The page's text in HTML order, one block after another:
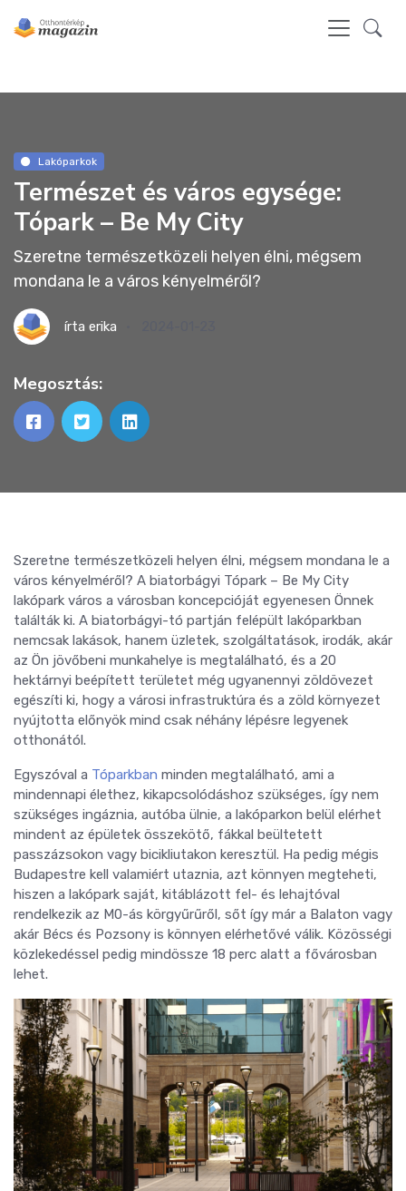
Lakóparkok
Természet és város egysége:
Tópark – Be My City
Szeretne természetközeli helyen élni, mégsem
mondana le a város kényelméről?
írta erika
Megosztás:
Szeretne természetközeli helyen élni, mégsem mondana le a
város kényelméről? A biatorbágyi Tópark – Be My City
lakópark város a városban koncepcióját egyenesen Önnek
találták ki. A biatorbágyi-tó partján felépült lakóparkban
nemcsak lakások, hanem üzletek, szolgáltatások, irodák, akár
az Ön jövőbeni munkahelye is megtalálható, és a 20
hektárnyi beépített területet még ugyanennyi zöldövezet
egészíti ki, hogy a városi infrastruktúra és a zöld környezet
nyújtotta előnyök mind csak néhány lépésre legyenek
otthonától.
Egyszóval a Tóparkban minden megtalálható, ami a
mindennapi élethez, kikapcsolódáshoz szükséges, így nem
szükséges ingáznia, autóba ülnie, a lakóparkon belül elérhet
mindent az épületek összekötő, fákkal beültetett
passzázsokon vagy bicikliutakon keresztül. Ha pedig mégis
Budapestre kell valamiért utaznia, azt könnyen megteheti,
hiszen a lakópark saját, kitáblázott fel- és lehajtóval
rendelkezik az M0-ás körgyűrűről, sőt így már a Balaton vagy
akár Bécs és Pozsony is könnyen elérhetővé válik. Közösségi
közlekedéssel pedig mindössze 18 perc alatt a fővárosban
lehet.